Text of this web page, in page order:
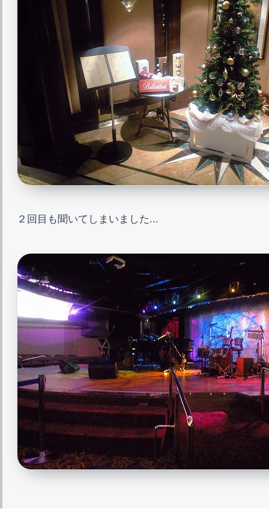
２回目も聞いてしまいました...